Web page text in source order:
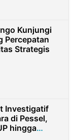
Kunjungi
Percepatan
Strategis
Investigatif
di Pessel,
hingga